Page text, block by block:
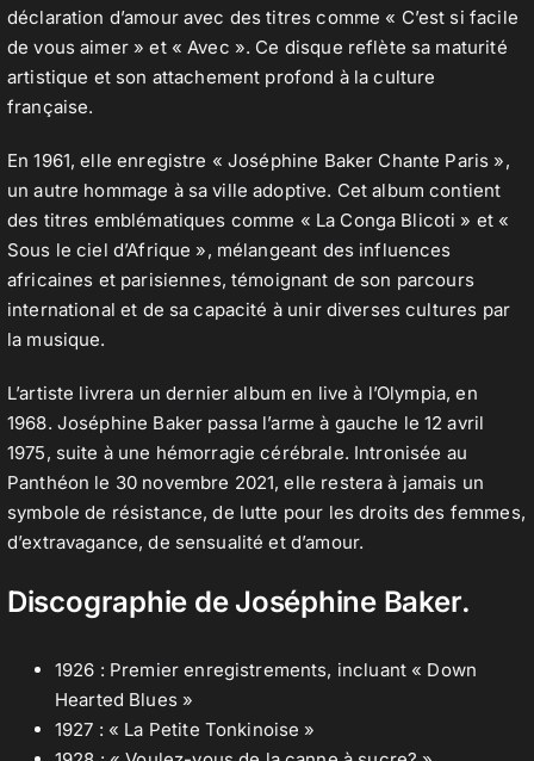
déclaration d’amour avec des titres comme « C’est si facile
de vous aimer » et « Avec ». Ce disque reflète sa maturité
artistique et son attachement profond à la culture
française.
En 1961, elle enregistre « Joséphine Baker Chante Paris »,
un autre hommage à sa ville adoptive. Cet album contient
des titres emblématiques comme « La Conga Blicoti » et «
Sous le ciel d’Afrique », mélangeant des influences
africaines et parisiennes, témoignant de son parcours
international et de sa capacité à unir diverses cultures par
la musique.
L’artiste livrera un dernier album en live à l’Olympia, en
1968. Joséphine Baker passa l’arme à gauche le 12 avril
1975, suite à une hémorragie cérébrale. Intronisée au
Panthéon le 30 novembre 2021, elle restera à jamais un
symbole de résistance, de lutte pour les droits des femmes,
d’extravagance, de sensualité et d’amour.
Discographie de Joséphine Baker.
1926 : Premier enregistrements, incluant « Down
Hearted Blues »
1927 : « La Petite Tonkinoise »